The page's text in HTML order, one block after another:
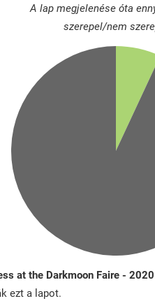
A lap megjelenése óta
szerepel/nem
at the Darkmoon Faire -
ezt a lapot.